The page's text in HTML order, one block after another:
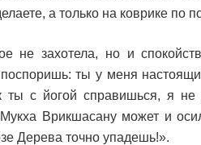
а только на коврике по
не захотела, но и
поспоришь: ты у меня
ты с йогой справишься, я
Врикшасану может и
Дерева точно упадешь!».